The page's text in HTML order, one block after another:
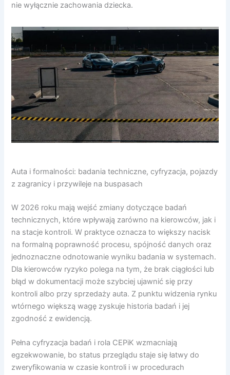
nie wyłącznie zachowania dziecka.
Auta i formalności: badania techniczne, cyfryzacja, pojazdy
z zagranicy i przywileje na buspasach
W 2026 roku mają wejść zmiany dotyczące badań
technicznych, które wpływają zarówno na kierowców, jak i
na stacje kontroli. W praktyce oznacza to większy nacisk
na formalną poprawność procesu, spójność danych oraz
jednoznaczne odnotowanie wyniku badania w systemach.
Dla kierowców ryzyko polega na tym, że brak ciągłości lub
błąd w dokumentacji może szybciej ujawnić się przy
kontroli albo przy sprzedaży auta. Z punktu widzenia rynku
wtórnego większą wagę zyskuje historia badań i jej
zgodność z ewidencją.
Pełna cyfryzacja badań i rola CEPiK wzmacniają
egzekwowanie, bo status przeglądu staje się łatwy do
zweryfikowania w czasie kontroli i w procedurach